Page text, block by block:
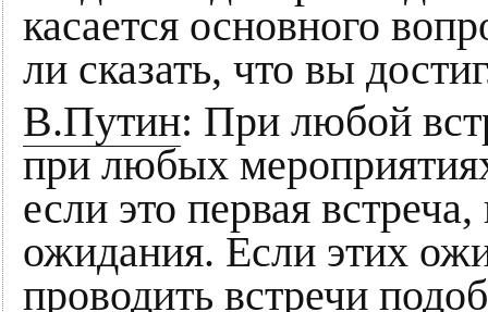
касается основного
ли сказать, что вы
В.Путин: При любой
при любых
если это первая
ожидания. Если этих
проводить встречи